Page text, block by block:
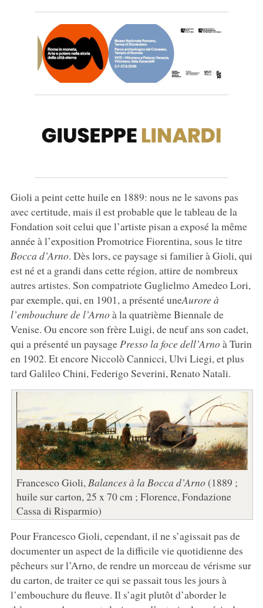
Gioli a peint cette huile en 1889: nous ne le savons pas
avec certitude, mais il est probable que le tableau de la
Fondation soit celui que l’artiste pisan a exposé la même
année à l’exposition Promotrice Fiorentina, sous le titre
Bocca d’Arno. Dès lors, ce paysage si familier à Gioli, qui
est né et a grandi dans cette région, attire de nombreux
autres artistes. Son compatriote Guglielmo Amedeo Lori,
par exemple, qui, en 1901, a présenté uneAurore à
l’embouchure de l’Arnoà la quatrième Biennale de
Venise. Ou encore son frère Luigi, de neuf ans son cadet,
qui a présenté un paysage Presso la foce dell’Arnoà Turin
en 1902. Et encore Niccolò Cannicci, Ulvi Liegi, et plus
tard Galileo Chini, Federigo Severini, Renato Natali.
Francesco Gioli, Balances à la Bocca d’Arno(1889 ;
huile sur carton, 25 x 70 cm ; Florence, Fondazione
Cassa di Risparmio)
Pour Francesco Gioli, cependant, il ne s’agissait pas de
documenter un aspect de la difficile vie quotidienne des
pêcheurs sur l’Arno, de rendre un morceau de vérisme sur
du carton, de traiter ce qui se passait tous les jours à
l’embouchure du fleuve. Il s’agit plutôt d’aborder le